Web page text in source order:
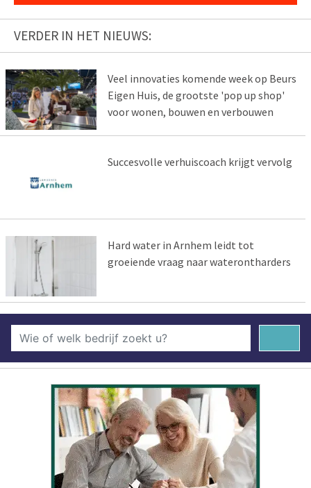
VERDER IN HET NIEUWS:
Veel innovaties komende week op Beurs
Eigen Huis, de grootste 'pop up shop'
voor wonen, bouwen en verbouwen
Succesvolle verhuiscoach krijgt vervolg
Hard water in Arnhem leidt tot
groeiende vraag naar waterontharders